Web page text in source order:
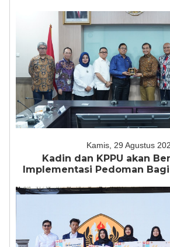
Kamis, 29 Agustus
Kadin dan KPPU akan
Implementasi Pedoman Bagi